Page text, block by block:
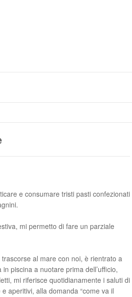
e consumare tristi pasti confezionati
mi permetto di fare un parziale
al mare con noi, è rientrato a
piscina a nuotare prima dell’ufficio,
mi riferisce quotidianamente i saluti di
aperitivi, alla domanda “come va il